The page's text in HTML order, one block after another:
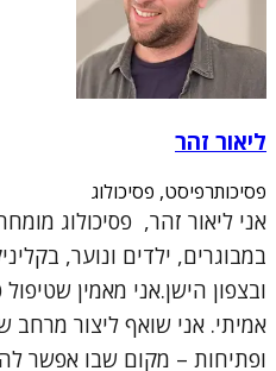
ליאור זהר
פסיכותרפיסט, פסיכולוג
אני ליאור זהר, פסיכולוג
במבוגרים, ילדים ונוער,
ובצפון הישן.אני מאמין
אמיתי. אני שואף ליצור
ופתיחות – מקום שבו אפשר